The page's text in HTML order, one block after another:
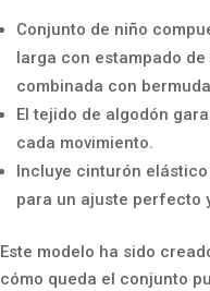
Conjunto de niño
larga con estampado
combinada con
El tejido de algodón
cada movimiento.
Incluye cinturón
para un ajuste perfecto
Este modelo ha sido
cómo queda el conjunto